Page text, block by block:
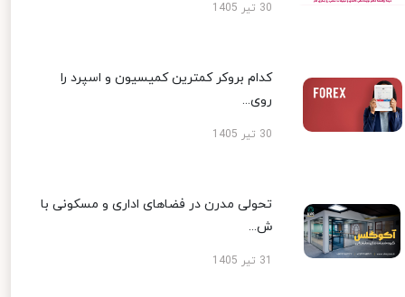
30 تیر 1405
کدام بروکر کمترین کمیسیون و اسپرد را
روی...
30 تیر 1405
تحولی مدرن در فضاهای اداری و مسکونی با
ش...